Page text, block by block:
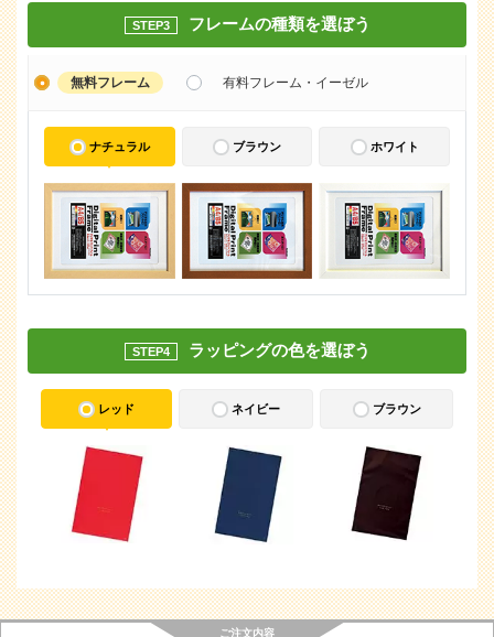
STEP3 フレームの種類を選ぼう
無料フレーム 有料フレーム・イーゼル
ナチュラル ブラウン ホワイト
STEP4 ラッピングの色を選ぼう
レッド ネイビー ブラウン
ご注文内容